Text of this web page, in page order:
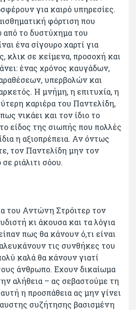
για καιρό υπηρεσίες.
φόρτιση που
από το δυστύχημα του
ένα σίγουρο χαρτί για
κλικ σε κείμενα, προσοχή και
ένας χρόνος καυγάδων,
υπερβολών και
Η μνήμη, η επιτυχία, η
καριέρα του Παντελίδη,
νικάει και τον ίδιο το
είδος της σιωπής που πολλές
η αξιοπρέπεια. Αν όντως
τον Παντελίδη μην τον
ριάλιτι σόου.
του Αντώνη Στρόιτερ τον
κι άκουσα και τα λόγια
πως θα κάνουν ό,τι είναι
τις συνθήκες του
καλά θα κάνουν γιατί
άνθρωπο. Εχουν δικαίωμα
αλήθεια – ας σεβαστούμε τη
η προσπάθεια ας μην γίνει
συζήτησης βασισμένη